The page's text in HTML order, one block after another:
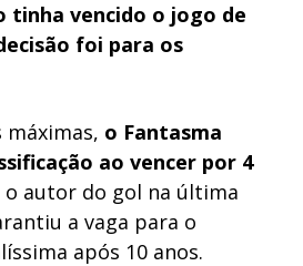
tinha vencido o jogo de
foi para os
máximas, o Fantasma
ao vencer por 4
o autor do gol na última
a vaga para o
após 10 anos.